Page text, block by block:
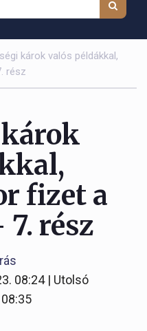
károk valós példákkal,
rész
fizet a
rész
08:24 | Utolsó